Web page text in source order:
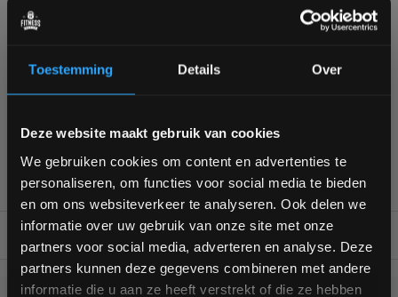
Toestemming Details Over
Deze website maakt gebruik van cookies
We gebruiken cookies om content en advertenties te
personaliseren, om functies voor social media te bieden
en om ons websiteverkeer te analyseren. Ook delen we
informatie over uw gebruik van onze site met onze
partners voor social media, adverteren en analyse. Deze
partners kunnen deze gegevens combineren met andere
informatie die u aan ze heeft verstrekt of die ze hebben
Veilig winkelen met het webshop keurmerk
Alles voor jouw gym op één plek
Van homegym tot professionele gym
Complete gym inrichting mogelijk
BESCHRIJVING
Bam! 5% korting op je volgende
Schrijf je in voor onze nieuwsbrief om op de hoogte te
blijven over onze nieuwe producten, deals en meer
interessante info. Ontvang 5% korting op je eerstvolgende
aankoop! 😀